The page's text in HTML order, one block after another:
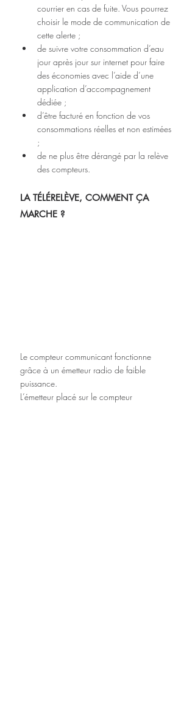
courrier en cas de fuite. Vous pourrez
choisir le mode de communication de
cette alerte ;
de suivre votre consommation d’eau
jour après jour sur internet pour faire
des économies avec l’aide d’une
application d’accompagnement
dédiée ;
d’être facturé en fonction de vos
consommations réelles et non estimées
;
de ne plus être dérangé par la relève
des compteurs.
LA TÉLÉRELÈVE, COMMENT ÇA
MARCHE ?
Le compteur communicant fonctionne
grâce à un émetteur radio de faible
puissance.
L’émetteur placé sur le compteur